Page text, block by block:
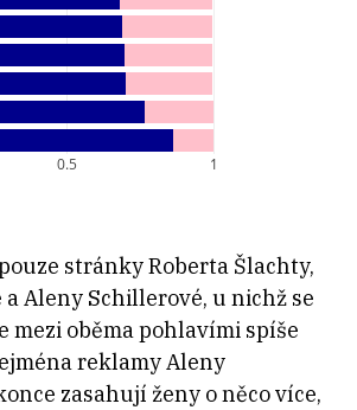
stránky Roberta Šlachty,
Aleny Schillerové, u nichž se
mezi oběma pohlavími spíše
reklamy Aleny
zasahují ženy o něco více,